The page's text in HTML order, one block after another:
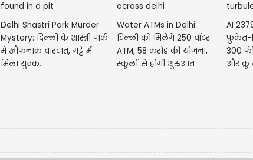
Delhi Shastri Park Murder
Mystery: दिल्ली के शास्त्री पार्क
में खौफनाक वारदात, गड्ढे में
मिला युवक...
Water ATMs in Delhi:
दिल्ली को मिलेंगे 250 वॉटर
ATM, 58 करोड़ की योजना,
स्कूलों से होगी शुरुआत
AI
फुकेत-
300
और क्रू